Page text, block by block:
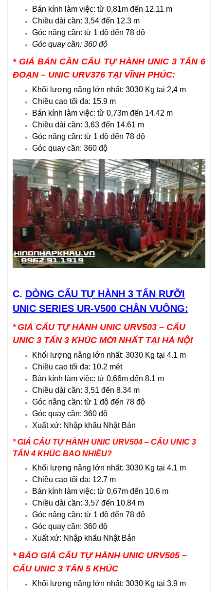
Bán kính làm việc: từ 0,81m đến 12.11 m
Chiều dài cần: 3,54 đến 12.3 m
Góc nâng cần: từ 1 độ đến 78 độ
Góc quay cần: 360 độ
* GIÁ BÁN CẦN CẨU TỰ HÀNH UNIC 3 TẤN 6
ĐOẠN – UNIC URV376 TẠI VĨNH PHÚC:
Khối lượng nâng lớn nhất: 3030 Kg tại 2,4 m
Chiều cao tối đa: 15.9 m
Bán kính làm việc: từ 0,73m đến 14.42 m
Chiều dài cần: 3,63 đến 14.61 m
Góc nâng cần: từ 1 độ đến 78 độ
Góc quay cần: 360 độ
C. DÒNG CẨU TỰ HÀNH 3 TẤN RƯỠI
UNIC SERIES UR-V500 CHÂN VUÔNG:
* GIÁ CẨU TỰ HÀNH UNIC URV503 – CẨU
UNIC 3 TẤN 3 KHÚC MỚI NHẤT TẠI HÀ NỘI
Khối lượng nâng lớn nhất: 3030 Kg tại 4.1 m
Chiều cao tối đa: 10.2 mét
Bán kính làm việc: từ 0,66m đến 8.1 m
Chiều dài cần: 3,51 đến 8.34 m
Góc nâng cần: từ 1 độ đến 78 độ
Góc quay cần: 360 độ
Xuất xứ: Nhập khẩu Nhật Bản
*GIÁ CẨU TỰ HÀNH UNIC URV504 – CẨU UNIC 3
TẤN 4 KHÚC BAO NHIÊU?
Khối lượng nâng lớn nhất: 3030 Kg tại 4.1 m
Chiều cao tối đa: 12.7 m
Bán kính làm việc: từ 0,67m đến 10.6 m
Chiều dài cần: 3,57 đến 10.84 m
Góc nâng cần: từ 1 độ đến 78 độ
Góc quay cần: 360 độ
Xuất xứ: Nhập khẩu Nhật Bản
* BÁO GIÁ CẨU TỰ HÀNH UNIC URV505 –
CẨU UNIC 3 TẤN 5 KHÚC
Khối lượng nâng lớn nhất: 3030 Kg tại 3.9 m